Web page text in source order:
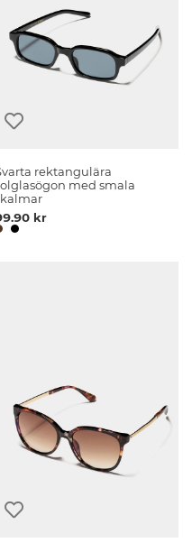
rektangulära
med smala
kr